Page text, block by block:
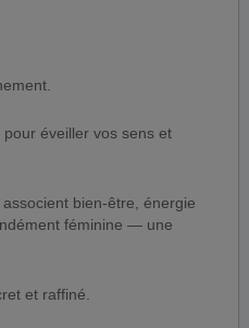
éveiller vos sens et
bien-être, énergie
féminine — une
et raffiné.